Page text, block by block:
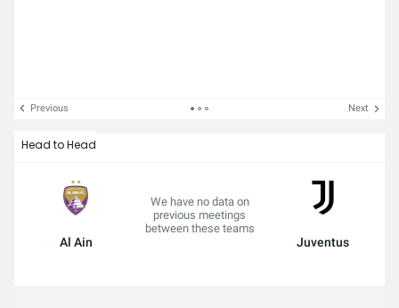
Previous Next
Head to Head
Al Ain
We have no data on
previous meetings
between these teams
Juventus